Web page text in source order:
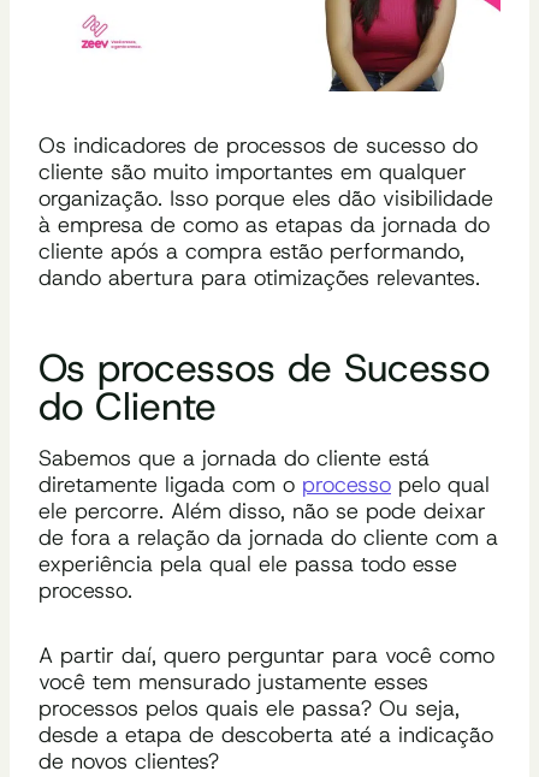
Os indicadores de processos de sucesso do
cliente são muito importantes em qualquer
organização. Isso porque eles dão visibilidade
à empresa de como as etapas da jornada do
cliente após a compra estão performando,
dando abertura para otimizações relevantes.
Os processos de Sucesso
do Cliente
Sabemos que a jornada do cliente está
diretamente ligada com o processo pelo qual
ele percorre. Além disso, não se pode deixar
de fora a relação da jornada do cliente com a
experiência pela qual ele passa todo esse
processo.
A partir daí, quero perguntar para você como
você tem mensurado justamente esses
processos pelos quais ele passa? Ou seja,
desde a etapa de descoberta até a indicação
de novos clientes?